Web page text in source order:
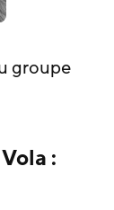
groupe
: